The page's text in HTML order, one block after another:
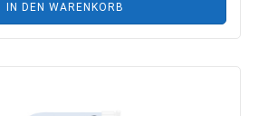
IN DEN WARENKORB